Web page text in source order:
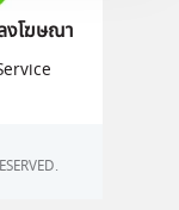
งโฆษณา